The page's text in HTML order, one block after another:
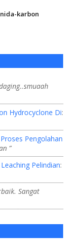
karbon
Hydrocyclone Di:
Pengolahan
”
Pelindian:
Sangat